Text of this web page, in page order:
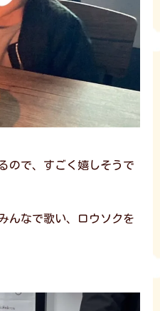
ので、すごく嬉しそうで
んなで歌い、ロウソクを